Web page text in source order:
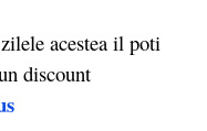
acestea il poti
discount